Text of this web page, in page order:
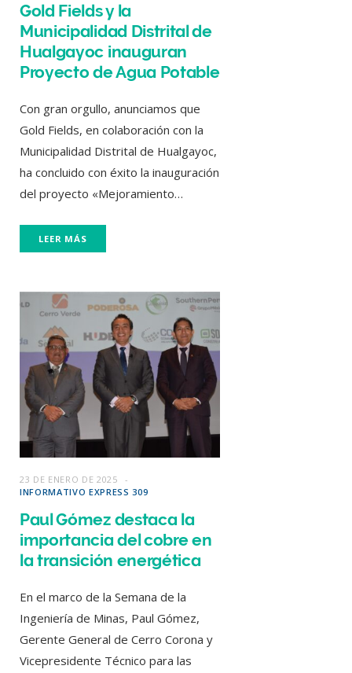
Gold Fields y la
Municipalidad Distrital de
Hualgayoc inauguran
Proyecto de Agua Potable
Con gran orgullo, anunciamos que
Gold Fields, en colaboración con la
Municipalidad Distrital de Hualgayoc,
ha concluido con éxito la inauguración
del proyecto «Mejoramiento…
LEER MÁS
23 DE ENERO DE 2025
INFORMATIVO EXPRESS 309
Paul Gómez destaca la
importancia del cobre en
la transición energética
En el marco de la Semana de la
Ingeniería de Minas, Paul Gómez,
Gerente General de Cerro Corona y
Vicepresidente Técnico para las